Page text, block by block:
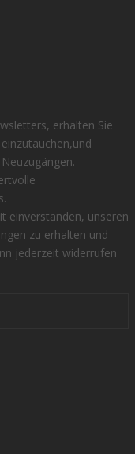
erhalten Sie
einverstanden, unseren
zu erhalten und
jederzeit widerrufen